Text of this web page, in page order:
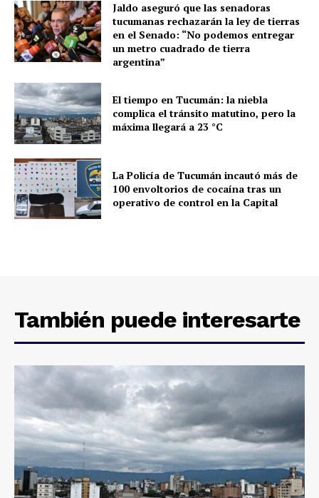
Jaldo aseguró que las senadoras
tucumanas rechazarán la ley de tierras
en el Senado: “No podemos entregar
un metro cuadrado de tierra
argentina”
El tiempo en Tucumán: la niebla
complica el tránsito matutino, pero la
máxima llegará a 23 °C
La Policía de Tucumán incautó más de
100 envoltorios de cocaína tras un
operativo de control en la Capital
También puede interesarte